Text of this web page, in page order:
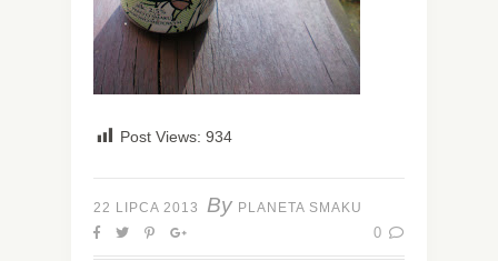
Post Views: 934
22 LIPCA 2013 By PLANETA SMAKU
0